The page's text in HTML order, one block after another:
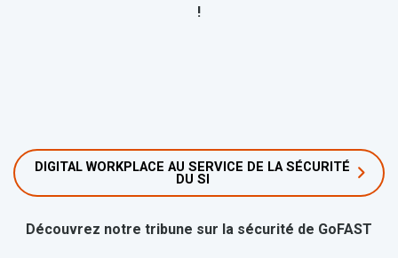
!
DIGITAL WORKPLACE AU SERVICE DE LA SÉCURITÉ
DU SI
Découvrez notre tribune sur la sécurité de GoFAST